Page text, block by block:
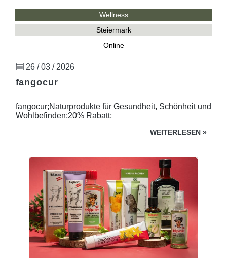
Wellness
Steiermark
Online
26 / 03 / 2026
fangocur
fangocur;Naturprodukte für Gesundheit, Schönheit und
Wohlbefinden;20% Rabatt;
WEITERLESEN »